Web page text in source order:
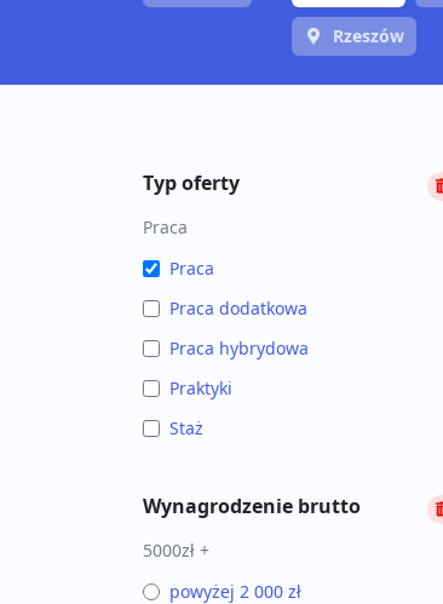
Rzeszów
Typ oferty
Praca
Praca
Praca dodatkowa
Praca hybrydowa
Praktyki
Staż
Wynagrodzenie brutto
5000zł +
powyżej 2 000 zł